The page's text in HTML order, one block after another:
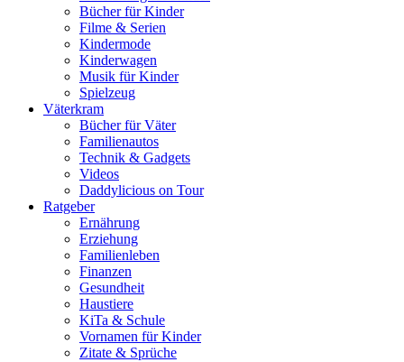
Bücher für Kinder
Filme & Serien
Kindermode
Kinderwagen
Musik für Kinder
Spielzeug
Väterkram
Bücher für Väter
Familienautos
Technik & Gadgets
Videos
Daddylicious on Tour
Ratgeber
Ernährung
Erziehung
Familienleben
Finanzen
Gesundheit
Haustiere
KiTa & Schule
Vornamen für Kinder
Zitate & Sprüche